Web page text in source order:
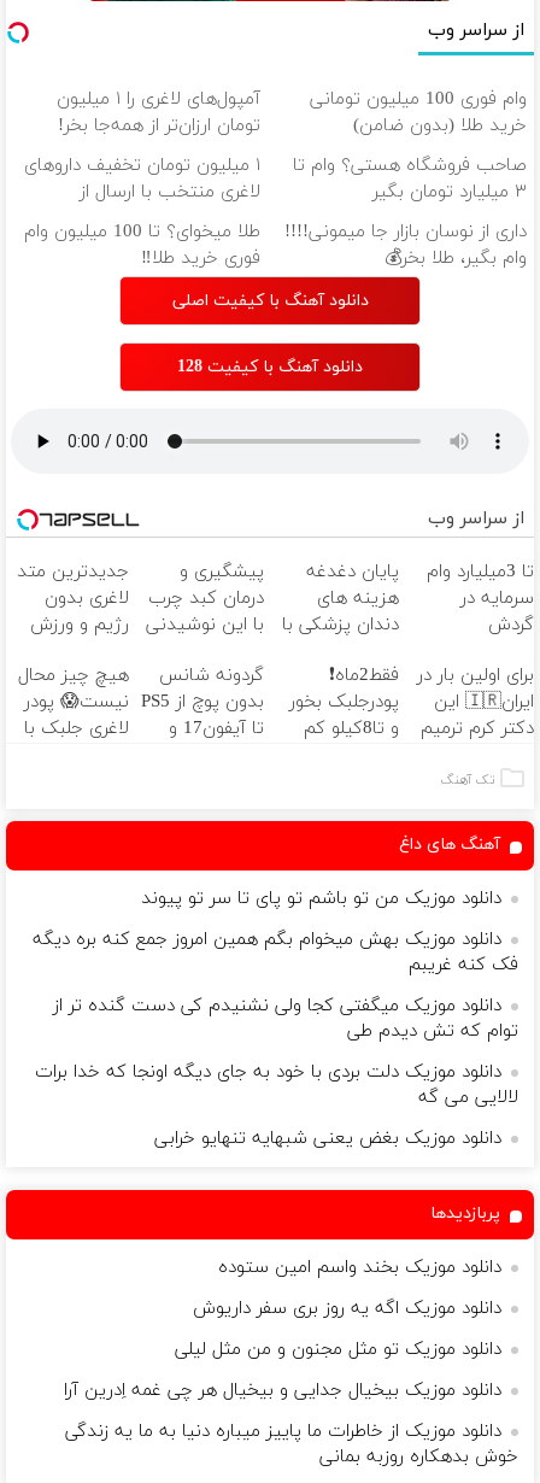
از سراسر وب
وام فوری 100 میلیون تومانی
خرید طلا (بدون ضامن)
آمپول‌های لاغری را ۱ میلیون
تومان ارزان‌تر از همه‌جا بخر!
صاحب فروشگاه هستی؟ وام تا
۳ میلیارد تومان بگیر
۱ میلیون تومان تخفیف داروهای
لاغری منتخب با ارسال از
داروخانه نزدیکت
داری از نوسان بازار جا میمونی!!!!
وام بگیر، طلا بخر💰
طلا میخوای؟ تا 100 میلیون وام
فوری خرید طلا‼️
دانلود آهنگ با کیفیت اصلی
دانلود آهنگ با کیفیت 128
از سراسر وب
تا 3میلیارد وام
سرمایه در
گردش
فروشگاهت رو
ثبت کن
پایان دغدغه
هزینه های
دندان پزشکی با
کننده خانگی
پیشگیری و
درمان کبد چرب
با این نوشیدنی
جدیدترین متد
لاغری بدون
رژیم و ورزش
3برابر می کند
برای اولین بار در
ایران🇮🇷 این
دکتر کرم ترمیم
ساخت!
فقط2ماه❗
پودرجلبک بخور
و تا8کیلو کم
گردونه شانس
بدون پوچ از PS5
تا آیفون17 و
هیچ چیز محال
نیست😱 پودر
لاغری جلبک با
تک آهنگ
آهنگ های داغ
دانلود موزیک من تو باشم تو پای تا سر تو پیوند
دانلود موزیک بهش میخوام بگم همین امروز جمع کنه بره دیگه
فک کنه غریبم
دانلود موزیک میگفتی کجا ولی نشنیدم کی دست گنده تر از
توام که تش دیدم طی
دانلود موزیک دلت بردی با خود به جای دیگه اونجا که خدا برات
لالایی می گه
دانلود موزیک بغض یعنی شبهایه تنهایو خرابی
پربازدیدها
دانلود موزیک بخند واسم امین ستوده
دانلود موزیک اگه یه روز بری سفر داریوش
دانلود موزیک تو مثل مجنون و من مثل لیلی
دانلود موزیک بیخیال جدایی و بیخیال هر چی غمه اِدرین آرا
دانلود موزیک از خاطرات ما پاییز میباره دنیا به ما یه زندگی
خوش بدهکاره روزبه بمانی